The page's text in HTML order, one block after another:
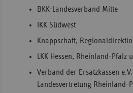
BKK-Landesverband Mitte
IKK Südwest
Knappschaft,
LKK Hessen, Rheinland-Pfalz
Verband der Ersatzkassen
Landesvertretung Rheinland-